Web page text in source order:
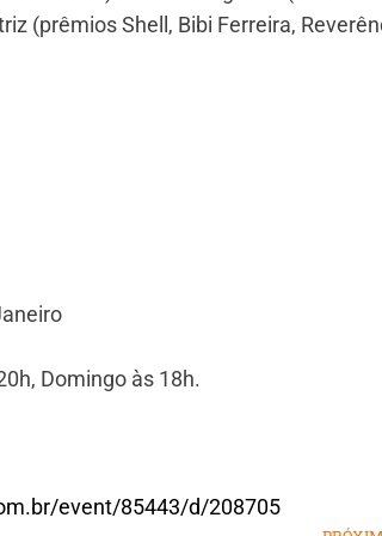
(prêmios Shell, Bibi Ferreira,
Domingo às 18h.
event/85443/d/208705